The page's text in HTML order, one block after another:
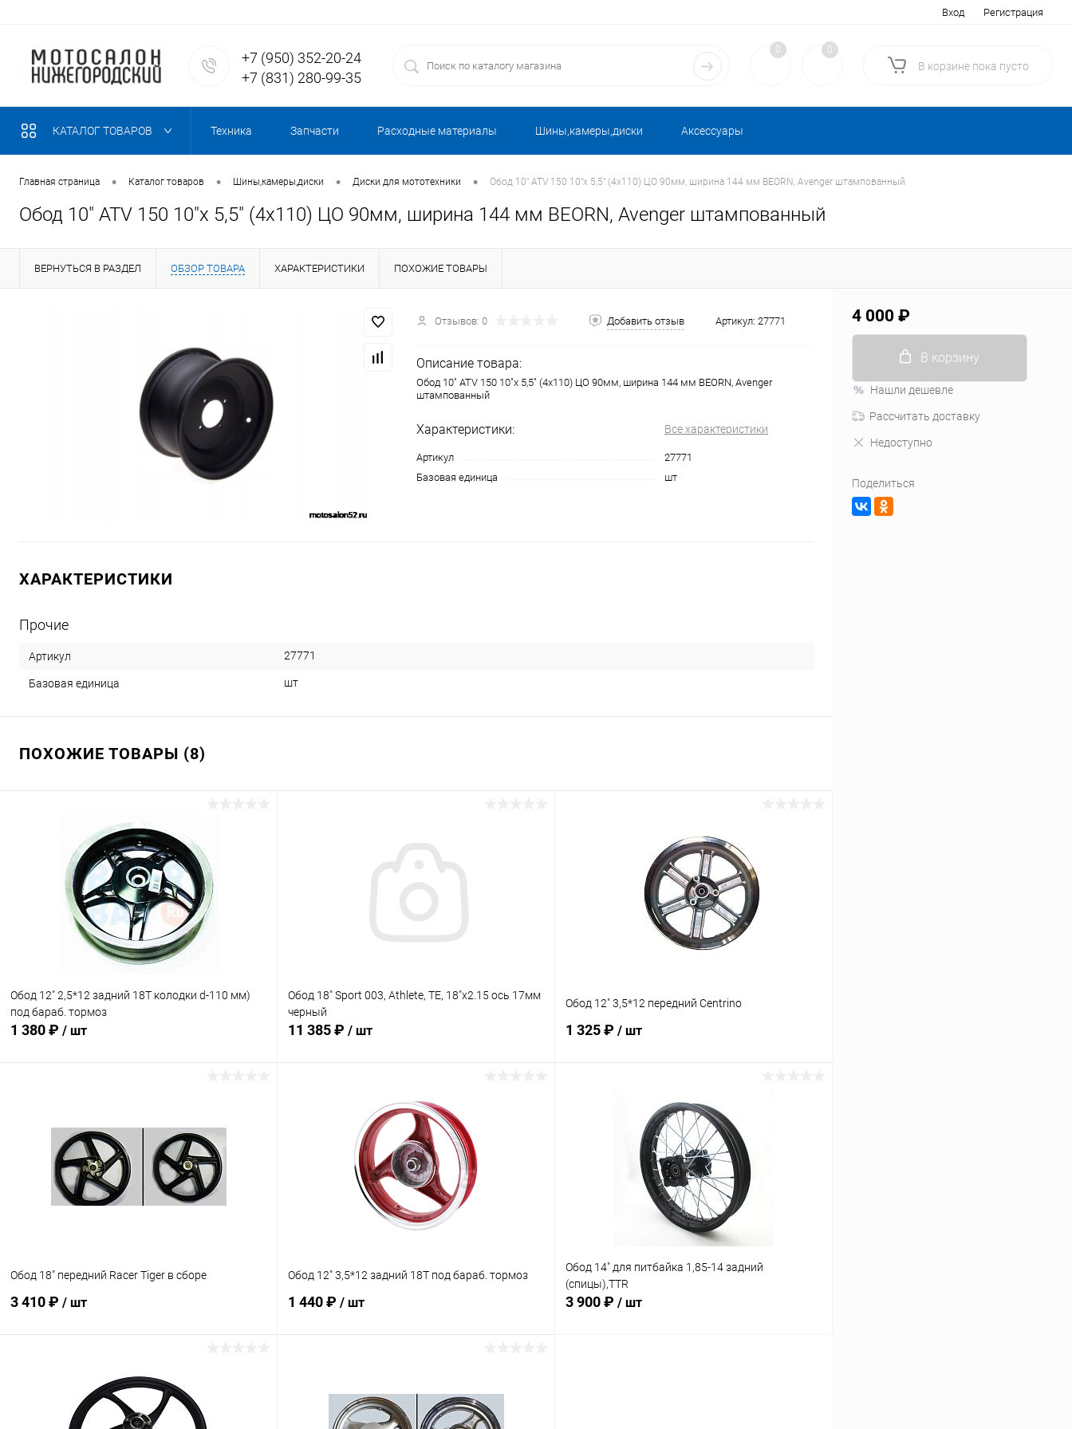
Вход Регистрация
+7 (950) 352-20-24
+7 (831) 280-99-35
0 0
В корзине пока пусто
КАТАЛОГ ТОВАРОВ Техника Запчасти Расходные материалы Шины,камеры,диски Аксессуары
Главная страница • Каталог товаров • Шины,камеры,диски • Диски для мототехники • Обод 10" ATV 150 10"х 5,5" (4х110) ЦО 90мм, ширина 144 мм BEORN, Avenger штампованный
Обод 10" ATV 150 10"х 5,5" (4х110) ЦО 90мм, ширина 144 мм BEORN, Avenger штампованный
ВЕРНУТЬСЯ В РАЗДЕЛ ОБЗОР ТОВАРА ХАРАКТЕРИСТИКИ ПОХОЖИЕ ТОВАРЫ
Отзывов: 0 Добавить отзыв Артикул: 27771
Описание товара:
Обод 10" ATV 150 10"х 5,5" (4х110) ЦО 90мм, ширина 144 мм BEORN, Avenger
штампованный
Характеристики: Все характеристики
Артикул
27771
Базовая единица
шт
ХАРАКТЕРИСТИКИ
Прочие
Артикул 27771
Базовая единица шт
ПОХОЖИЕ ТОВАРЫ (8)
Обод 12" 2,5*12 задний 18Т колодки d-110 мм)
под бараб. тормоз
1 380 ₽ / шт
Сравнение
В избранное В наличии
Обод 18" Sport 003, Athlete, TE, 18"x2.15 ось 17мм
черный
11 385 ₽ / шт
В избранное В наличии
Обод 12" 3,5*12 передний Centrino
1 325 ₽ / шт
В избранное В наличии
Обод 18" передний Racer Tiger в сборе
3 410 ₽ / шт
Сравнение
Обод 12" 3,5*12 задний 18Т под бараб. тормоз
1 440 ₽ / шт
Сравнение
Обод 14" для питбайка 1,85-14 задний
(спицы),TTR
3 900 ₽ / шт
4 000 ₽
В корзину
Нашли дешевле
Рассчитать доставку
Недоступно
Поделиться